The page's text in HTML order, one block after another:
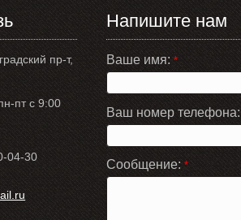
пр-т,
пт с 9:00
04-30
Напишите нам
Ваше имя: *
Ваш номер телефона:
Сообщение: *